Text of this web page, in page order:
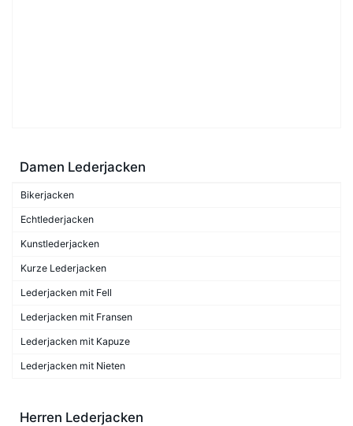
Damen Lederjacken
Bikerjacken
Echtlederjacken
Kunstlederjacken
Kurze Lederjacken
Lederjacken mit Fell
Lederjacken mit Fransen
Lederjacken mit Kapuze
Lederjacken mit Nieten
Herren Lederjacken